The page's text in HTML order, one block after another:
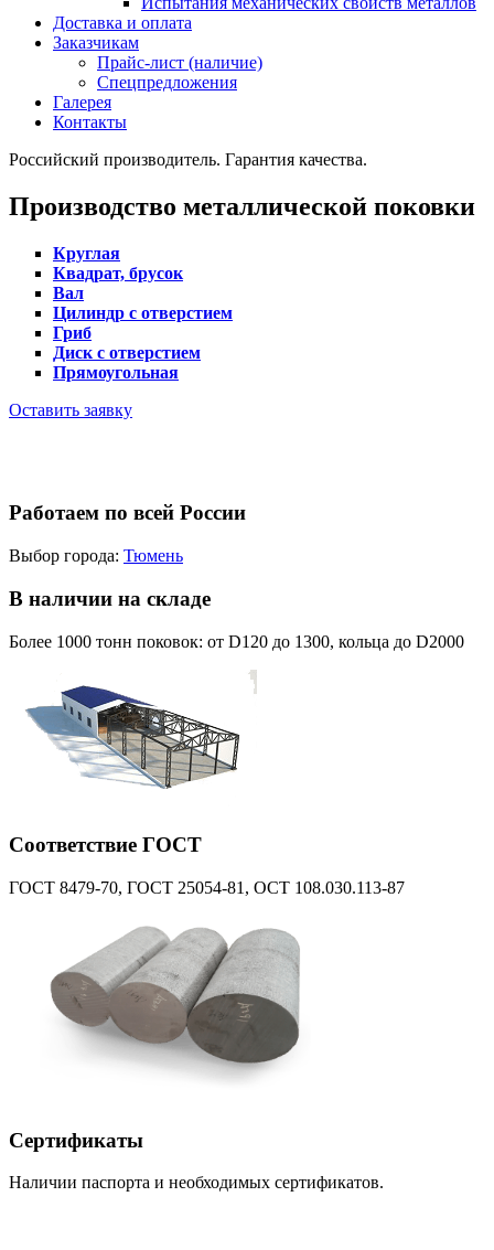
Доставка и оплата
Заказчикам
Прайс-лист (наличие)
Спецпредложения
Галерея
Контакты
Российский производитель. Гарантия качества.
Производство металлической поковки
Круглая
Квадрат, брусок
Вал
Цилиндр с отверстием
Гриб
Диск с отверстием
Прямоугольная
Оставить заявку
Работаем по всей России
Выбор города: Тюмень
В наличии на складе
Более 1000 тонн поковок: от D120 до 1300, кольца до D2000
Соответствие ГОСТ
ГОСТ 8479-70, ГОСТ 25054-81, ОСТ 108.030.113-87
Сертификаты
Наличии паспорта и необходимых сертификатов.